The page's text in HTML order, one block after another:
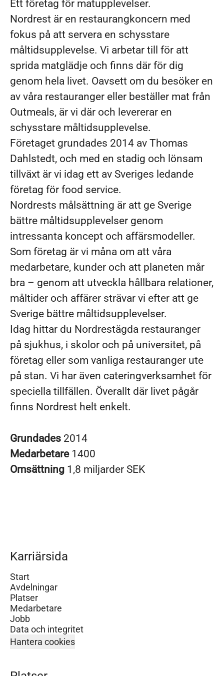
Ett företag för matupplevelser.
Nordrest är en restaurangkoncern med
fokus på att servera en schysstare
måltidsupplevelse. Vi arbetar till för att
sprida matglädje och finns där för dig
genom hela livet. Oavsett om du besöker en
av våra restauranger eller beställer mat från
Outmeals, är vi där och levererar en
schysstare måltidsupplevelse.
Företaget grundades 2014 av Thomas
Dahlstedt, och med en stadig och lönsam
tillväxt är vi idag ett av Sveriges ledande
företag för food service.
Nordrests målsättning är att ge Sverige
bättre måltidsupplevelser genom
intressanta koncept och affärsmodeller.
Som företag är vi måna om att våra
medarbetare, kunder och att planeten mår
bra – genom att utveckla hållbara relationer,
måltider och affärer strävar vi efter att ge
Sverige bättre måltidsupplevelser.
Idag hittar du Nordrestägda restauranger
på sjukhus, i skolor och på universitet, på
företag eller som vanliga restauranger ute
på stan. Vi har även cateringverksamhet för
speciella tillfällen. Överallt där livet pågår
finns Nordrest helt enkelt.
Grundades 2014
Medarbetare 1400
Omsättning 1,8 miljarder SEK
Karriärsida
Start
Avdelningar
Platser
Medarbetare
Jobb
Data och integritet
Hantera cookies